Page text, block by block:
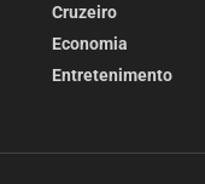
Cruzeiro
Economia
Entretenimento